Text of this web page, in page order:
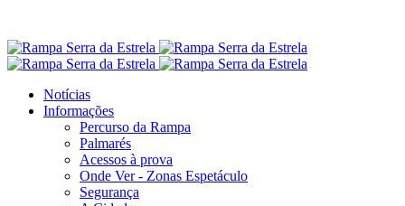
Notícias
Informações
Percurso da Rampa
Palmarés
Acessos à prova
Onde Ver - Zonas Espetáculo
Segurança